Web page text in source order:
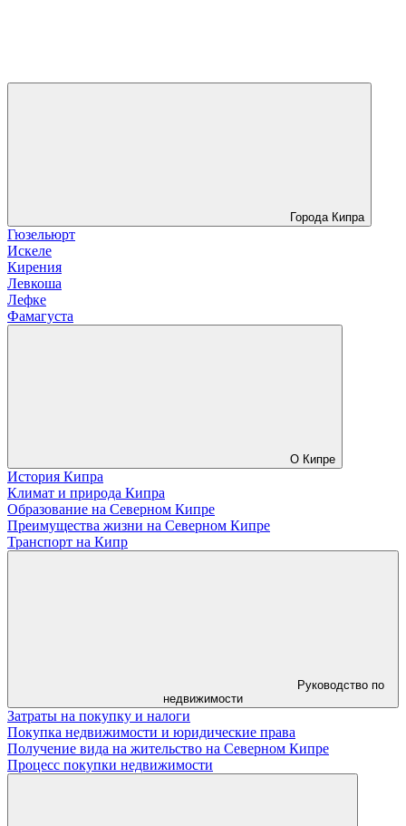
Города Кипра
Гюзельюрт
Искеле
Кирения
Левкоша
Лефке
Фамагуста
О Кипре
История Кипра
Климат и природа Кипра
Образование на Северном Кипре
Преимущества жизни на Северном Кипре
Транспорт на Кипр
Руководство по
недвижимости
Затраты на покупку и налоги
Покупка недвижимости и юридические права
Получение вида на жительство на Северном Кипре
Процесс покупки недвижимости